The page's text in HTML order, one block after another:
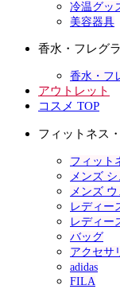
冷温グッ
美容器具
香水・フレグ
香水・フ
アウトレット
コスメ TOP
フィットネス
フィット
メンズ
メンズ ウ
レディー
レディー
バッグ
アクセサ
adidas
FILA